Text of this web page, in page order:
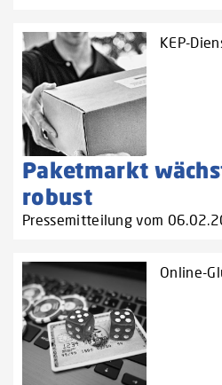
KEP-
Paketmarkt
robust
Pressemitteilung vom
Online-